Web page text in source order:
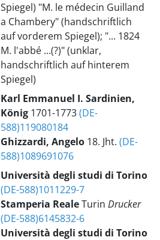
Spiegel) "M. le médecin Guilland
a Chambery" (handschriftlich
auf vorderem Spiegel); "... 1824
M. l'abbé ...(?)" (unklar,
handschriftlich auf hinterem
Spiegel)
Karl Emmanuel I. Sardinien,
König1701-1773(DE-
588)119080184
Ghizzardi, Angelo18. Jht. (DE-
588)1089691076
Università degli studi di Torino
(DE-588)1011229-7
Stamperia RealeTurin Drucker
(DE-588)6145832-6
Università degli studi di Torino